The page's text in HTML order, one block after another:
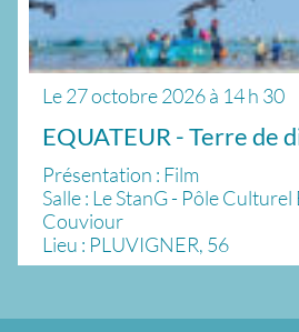
Le27 octobre 2026à 14 h 30
EQUATEUR - Terre de
Présentation : Film
Salle : Le StanG - Pôle Culturel
Couviour
Lieu : PLUVIGNER, 56